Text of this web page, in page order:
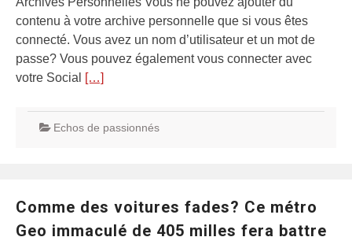
contenu à votre archive personnelle que si vous êtes
connecté. Vous avez un nom d’utilisateur et un mot de
passe? Vous pouvez également vous connecter avec
votre Social […]
Echos de passionnés
Comme des voitures fades? Ce métro
Geo immaculé de 405 milles fera battre